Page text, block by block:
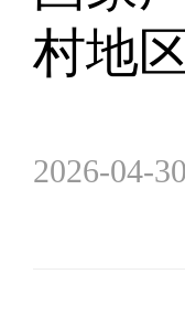
村地
2026-04-30